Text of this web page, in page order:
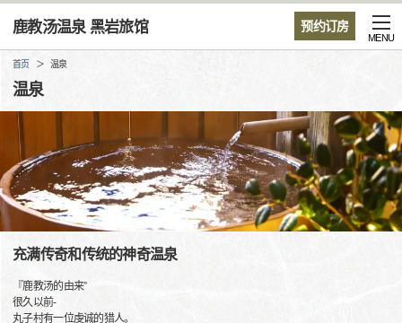
预约订房
鹿教汤温泉 黑岩旅馆
MENU
首页 温泉
温泉
充满传奇和传统的神奇温泉
『鹿教汤的由来”
很久以前-
丸子村有一位虔诚的猎人。